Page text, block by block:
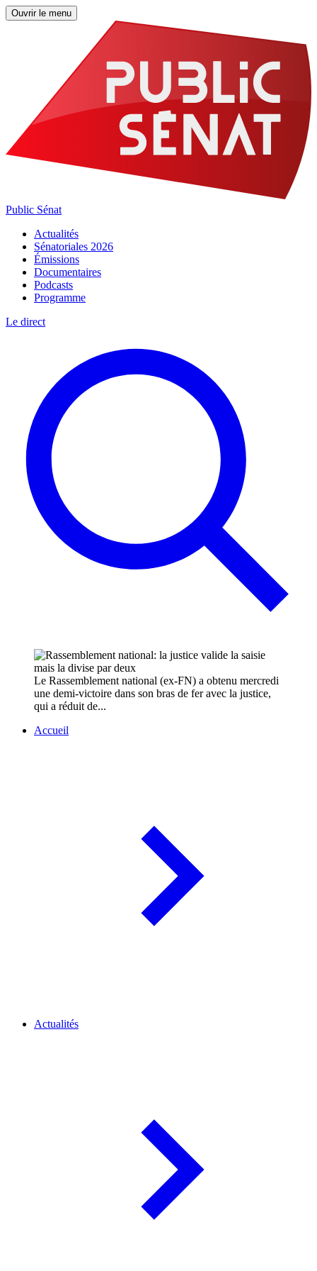
Ouvrir le menu
Public Sénat
Actualités
Sénatoriales 2026
Émissions
Documentaires
Podcasts
Programme
Le direct
Le Rassemblement national (ex-FN) a obtenu mercredi
une demi-victoire dans son bras de fer avec la justice,
qui a réduit de...
Accueil
Actualités